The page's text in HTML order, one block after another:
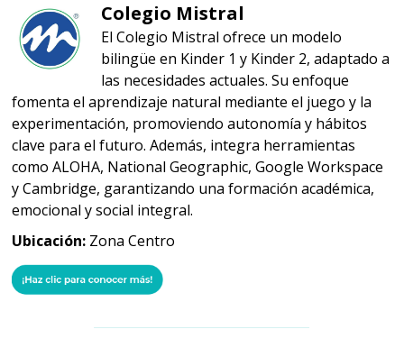
Colegio Mistral
El Colegio Mistral ofrece un modelo
bilingüe en Kinder 1 y Kinder 2, adaptado a
las necesidades actuales. Su enfoque
fomenta el aprendizaje natural mediante el juego y la
experimentación, promoviendo autonomía y hábitos
clave para el futuro. Además, integra herramientas
como ALOHA, National Geographic, Google Workspace
y Cambridge, garantizando una formación académica,
emocional y social integral.
Ubicación: Zona Centro